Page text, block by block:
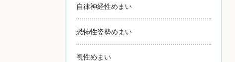
自律神経性めまい
恐怖性姿勢めまい
視性めまい